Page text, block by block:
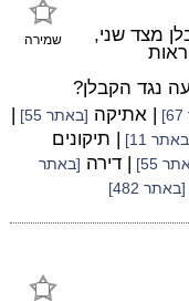
שמירה
מצד שני,
נגד הקבלן?
| אתיקה [באתר 55]
|
11] | תיקונים
55] | דירה [באתר
[באתר 482]